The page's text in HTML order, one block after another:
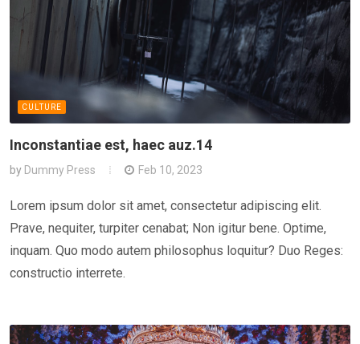
CULTURE
Inconstantiae est, haec auz.14
by Dummy Press Feb 10, 2023
Lorem ipsum dolor sit amet, consectetur adipiscing elit.
Prave, nequiter, turpiter cenabat; Non igitur bene. Optime,
inquam. Quo modo autem philosophus loquitur? Duo Reges:
constructio interrete.